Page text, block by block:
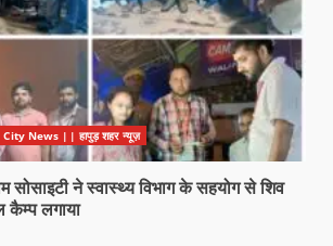
News || हापुड़ शहर न्यूज़
सोसाइटी ने स्वास्थ्य विभाग के सहयोग से शिव
कैम्प लगाया